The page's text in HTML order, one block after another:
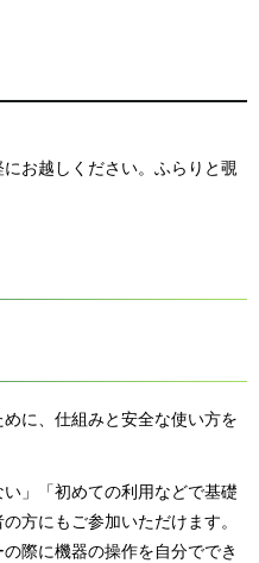
お越しください。ふらりと覗
に、仕組みと安全な使い方を
い」「初めての利用などで基礎
方にもご参加いただけます。
際に機器の操作を自分ででき